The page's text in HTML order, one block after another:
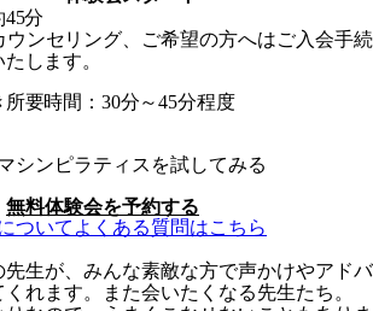
分
ウンセリング、ご希望の方へはご入会手続
します。
要時間：30分～45分程度
シンピラティスを試してみる
無料体験会を予約する
ついてよくある質問はこちら
生が、みんな素敵な方で声かけやアドバ
れます。また会いたくなる先生たち。